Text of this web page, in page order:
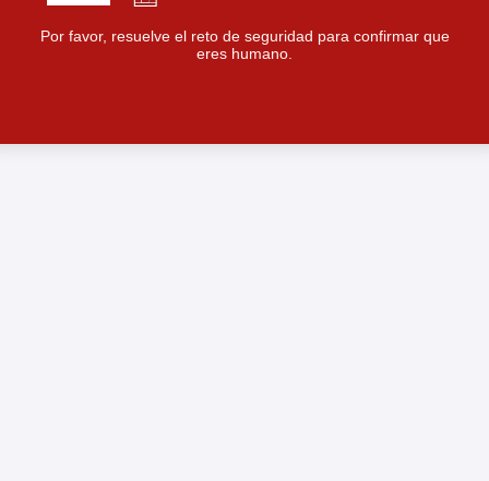
Por favor, resuelve el reto de seguridad para confirmar que
eres humano.